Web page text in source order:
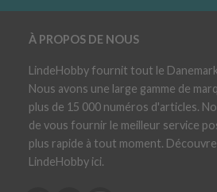
À PROPOS DE NOUS
LindeHobby fournit tout le
Nous avons une large gamme de
plus de 15 000 numéros d'articles.
de vous fournir le meilleur service
plus rapide à tout moment.
LindeHobby ici.